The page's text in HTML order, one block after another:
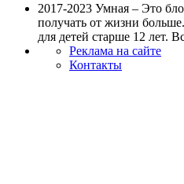
2017-2023 Умная – Это
получать от жизни
для детей старше 12 лет.
Реклама на сайте
Контакты